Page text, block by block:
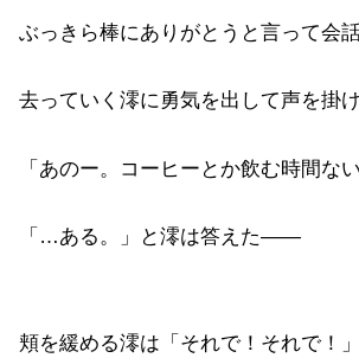
ぶっきら棒にありがとうと言って会
去っていく澪に勇気を出して声を掛け
「あのー。コーヒーとか飲む時間ない
「…ある。」と澪は答えた――
頬を緩める澪は「それで！それで！